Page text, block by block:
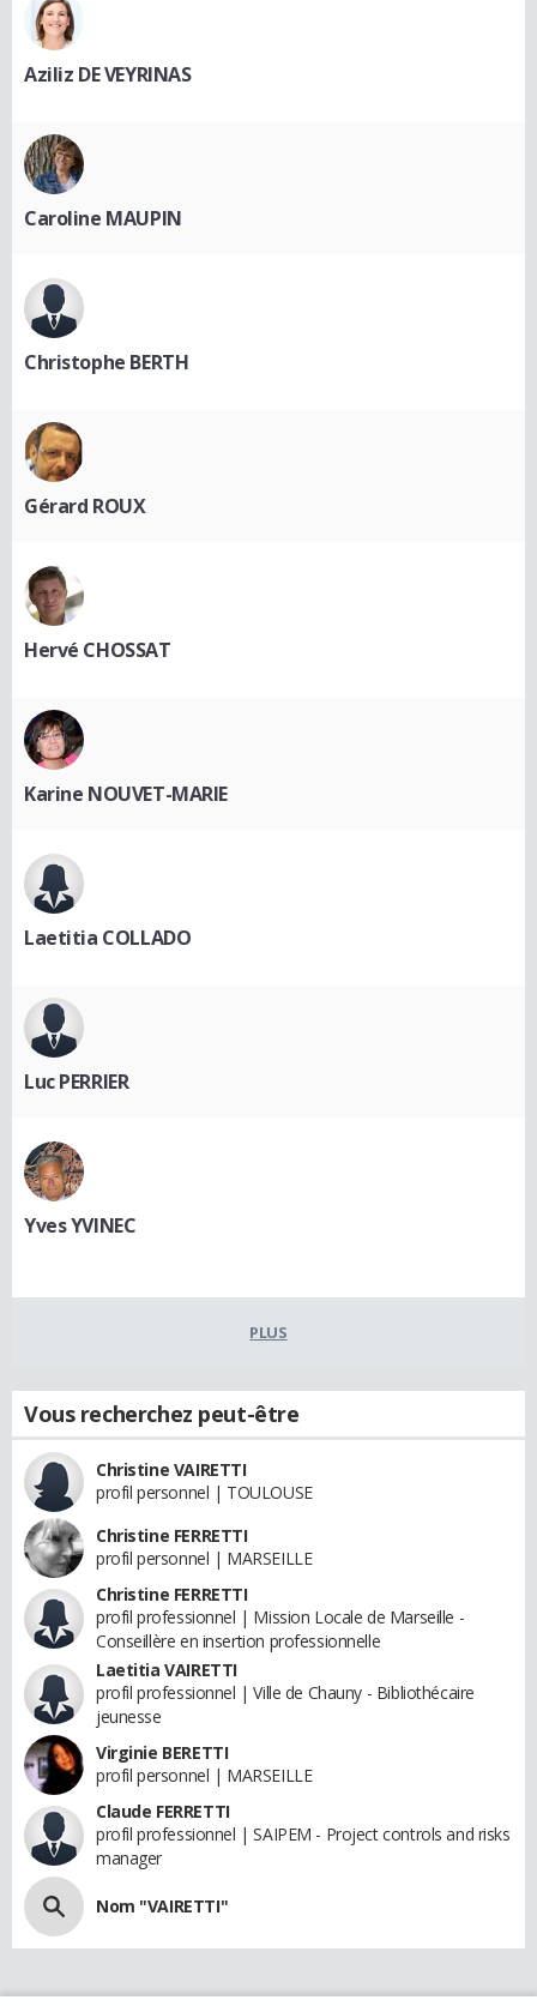
Aziliz DE VEYRINAS
Caroline MAUPIN
Christophe BERTH
Gérard ROUX
Hervé CHOSSAT
Karine NOUVET-MARIE
Laetitia COLLADO
Luc PERRIER
Yves YVINEC
PLUS
Vous recherchez peut-être
Christine VAIRETTI
profil personnel | TOULOUSE
Christine FERRETTI
profil personnel | MARSEILLE
Christine FERRETTI
profil professionnel | Mission Locale de Marseille -
Conseillère en insertion professionnelle
Laetitia VAIRETTI
profil professionnel | Ville de Chauny - Bibliothécaire
jeunesse
Virginie BERETTI
profil personnel | MARSEILLE
Claude FERRETTI
profil professionnel | SAIPEM - Project controls and risks
manager
Nom "VAIRETTI"